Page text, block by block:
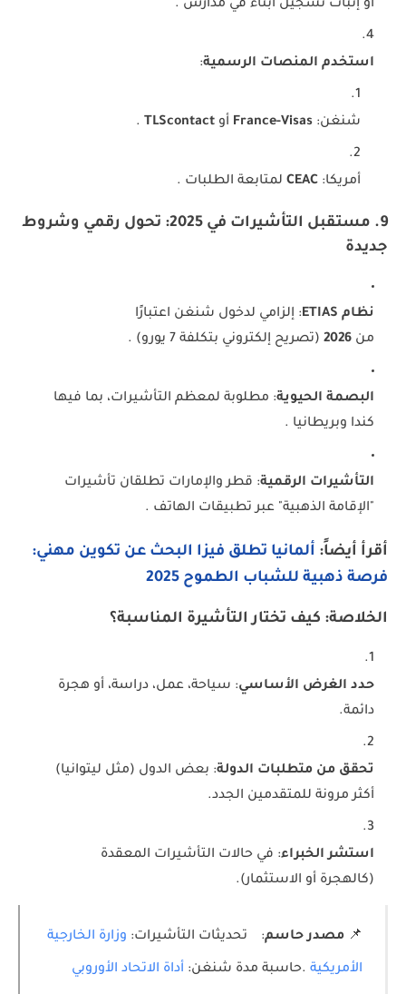
أو إثبات تسجيل أبناء في مدارس .
استخدم المنصات الرسمية:
شنغن: France-Visas أو TLScontact
.
أمريكا: CEAC لمتابعة الطلبات .
9. مستقبل التأشيرات في 2025: تحول رقمي وشروط
جديدة
نظام ETIAS
: إلزامي لدخول شنغن اعتبارًا
من 2026 (تصريح إلكتروني بتكلفة 7 يورو) .
البصمة الحيوية: مطلوبة لمعظم التأشيرات، بما فيها
كندا وبريطانيا .
التأشيرات الرقمية: قطر والإمارات تطلقان تأشيرات
"الإقامة الذهبية" عبر تطبيقات الهاتف .
أقرأ أيضاً: ألمانيا تطلق فيزا البحث عن تكوين مهني:
فرصة ذهبية للشباب الطموح 2025
الخلاصة: كيف تختار التأشيرة المناسبة؟
حدد الغرض الأساسي: سياحة، عمل، دراسة، أو هجرة
دائمة.
تحقق من متطلبات الدولة: بعض الدول (مثل ليتوانيا)
أكثر مرونة للمتقدمين الجدد.
استشر الخبراء: في حالات التأشيرات المعقدة
(كالهجرة أو الاستثمار).
📌 مصدر حاسم: تحديثات التأشيرات: وزارة الخارجية
الأمريكية .حاسبة مدة شنغن: أداة الاتحاد الأوروبي